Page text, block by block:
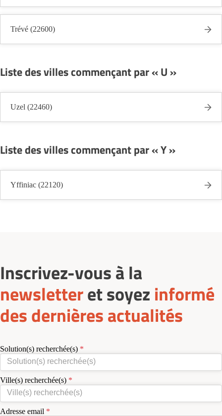
Trévé (22600)
Liste des villes commençant par « U »
Uzel (22460)
Liste des villes commençant par « Y »
Yffiniac (22120)
Inscrivez-vous à la
newsletteret soyez informé
des dernières actualités
Solution(s) recherchée(s)
Ville(s) recherchée(s)
Adresse email